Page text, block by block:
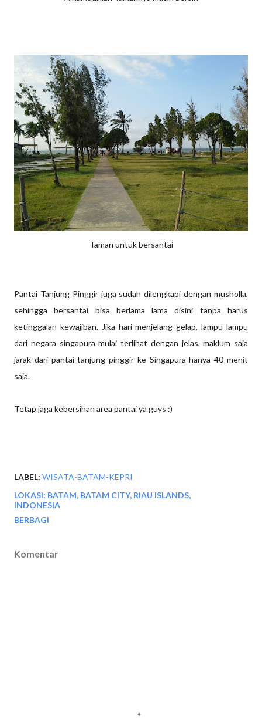
Taman untuk bersantai
Pantai Tanjung Pinggir juga sudah dilengkapi dengan musholla,
sehingga bersantai bisa berlama lama disini tanpa harus
ketinggalan kewajiban. Jika hari menjelang gelap, lampu lampu
dari negara singapura mulai terlihat dengan jelas, maklum saja
jarak dari pantai tanjung pinggir ke Singapura hanya 40 menit
saja.
Tetap jaga kebersihan area pantai ya guys :)
LABEL: WISATA-BATAM-KEPRI
LOKASI: BATAM, BATAM CITY, RIAU ISLANDS,
INDONESIA
BERBAGI
Komentar